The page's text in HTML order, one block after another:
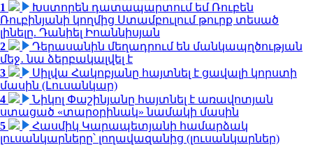
1
Խստորեն դատապարտում եմ Ռուբեն
Ռուբինյանի կողմից Ստամբուլում թուրք տեսած
լինելը. Դանիել Իոաննիսյան
2
Դերասանին մեղադրում են մանկապղծության
մեջ․ նա ձերբակալվել է
3
Սիլվա Հակոբյանը հայտնել է ցավալի կորստի
մասին (Լուսանկար)
4
Նիկոլ Փաշինյանը հայտնել է առավոտյան
ստացած «տարօրինակ» նամակի մասին
5
Հասմիկ Կարապետյանի համարձակ
լուսանկարները՝ լողավազանից (լուսանկարներ)